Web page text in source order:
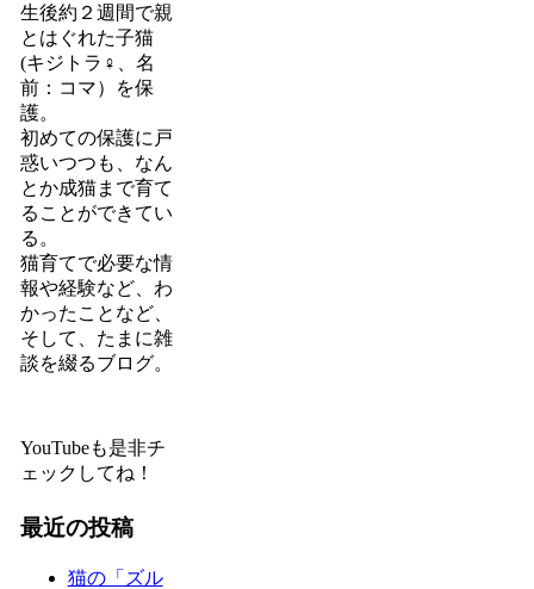
生後約２週間で親
とはぐれた子猫
(キジトラ♀、名
前：コマ）を保
護。
初めての保護に戸
惑いつつも、なん
とか成猫まで育て
ることができてい
る。
猫育てで必要な情
報や経験など、わ
かったことなど、
そして、たまに雑
談を綴るブログ。
YouTubeも是非チ
ェックしてね！
最近の投稿
猫の「ズル